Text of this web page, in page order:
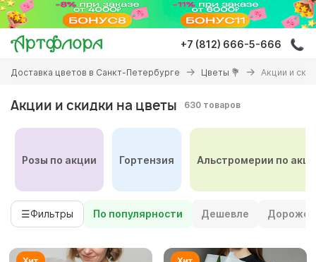
Перейти
основному
содержанию
+7 (812) 666-5-666
Вы
здесь
Доставка цветов в Санкт-Петербурге Цветы 💐 Акции и
Акции и скидки на цветы 630 товаров
Розы по акции Гортензия Альстромерии по
☰Фильтры По популярности Дешевле Дороже